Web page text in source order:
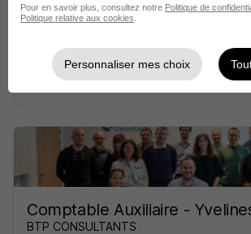
Voir l’offre
Comptable Auxiliaire -
BTP CONSULTANTS
Pour en savoir plus, consultez notre Politique de
Politique relative aux cookies
Personnaliser mes choix